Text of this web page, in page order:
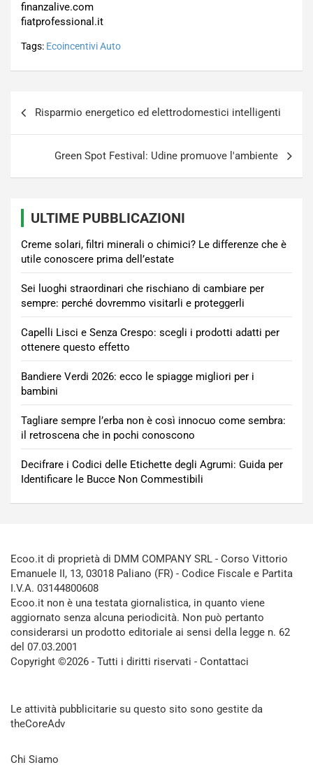
finanzalive.com
fiatprofessional.it
Tags: Ecoincentivi Auto
articoli
Risparmio energetico ed elettrodomestici intelligenti
Green Spot Festival: Udine promuove l'ambiente
ULTIME PUBBLICAZIONI
Creme solari, filtri minerali o chimici? Le differenze che è
utile conoscere prima dell’estate
Sei luoghi straordinari che rischiano di cambiare per
sempre: perché dovremmo visitarli e proteggerli
Capelli Lisci e Senza Crespo: scegli i prodotti adatti per
ottenere questo effetto
Bandiere Verdi 2026: ecco le spiagge migliori per i
bambini
Tagliare sempre l’erba non è così innocuo come sembra:
il retroscena che in pochi conoscono
Decifrare i Codici delle Etichette degli Agrumi: Guida per
Identificare le Bucce Non Commestibili
Ecoo.it di proprietà di DMM COMPANY SRL - Corso Vittorio
Emanuele II, 13, 03018 Paliano (FR) - Codice Fiscale e Partita
I.V.A. 03144800608
Ecoo.it non è una testata giornalistica, in quanto viene
aggiornato senza alcuna periodicità. Non può pertanto
considerarsi un prodotto editoriale ai sensi della legge n. 62
del 07.03.2001
Copyright ©2026 - Tutti i diritti riservati - Contattaci
Le attività pubblicitarie su questo sito sono gestite da
theCoreAdv
Chi Siamo